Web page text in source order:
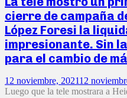
cierre de campaña
López Foresi la
impresionante. Sin
para el cambio de
12 noviembre, 202112
Luego que la tele mostrara a